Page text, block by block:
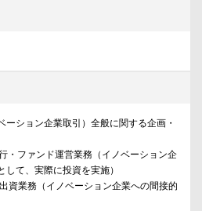
ーション企業取引）全般に関する企画・
・ファンド運営業務（イノベーション企
て、実際に投資を実施）
資業務（イノベーション企業への間接的